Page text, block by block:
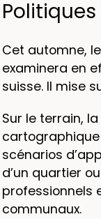
Cet automne,
examinera en
suisse. Il mise
Sur le terrain,
scénarios
d’un quartier
professionnels
communaux.